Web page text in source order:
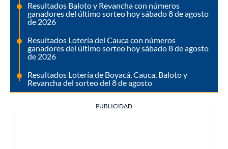
Resultados Baloto y Revancha con números
ganadores del último sorteo hoy sábado 8 de agosto
de 2026
Resultados Lotería del Cauca con números
ganadores del último sorteo hoy sábado 8 de agosto
de 2026
Resultados Lotería de Boyacá, Cauca, Baloto y
Revancha del sorteo del 8 de agosto
PUBLICIDAD